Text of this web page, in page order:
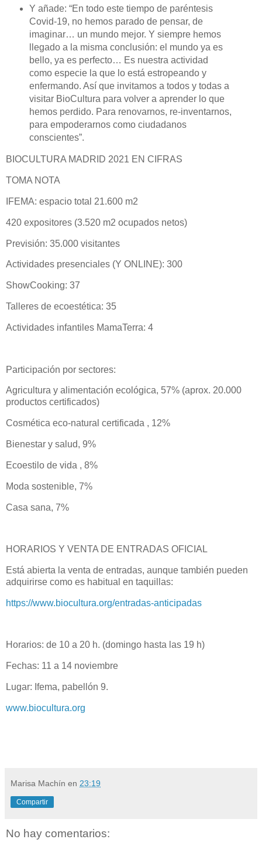
Y añade: “En todo este tiempo de paréntesis
Covid-19, no hemos parado de pensar, de
imaginar… un mundo mejor. Y siempre hemos
llegado a la misma conclusión: el mundo ya es
bello, ya es perfecto… Es nuestra actividad
como especie la que lo está estropeando y
enfermando. Así que invitamos a todos y todas a
visitar BioCultura para volver a aprender lo que
hemos perdido. Para renovarnos, re-inventarnos,
para empoderarnos como ciudadanos
conscientes”.
BIOCULTURA MADRID 2021 EN CIFRAS
TOMA NOTA
IFEMA: espacio total 21.600 m2
420 expositores (3.520 m2 ocupados netos)
Previsión: 35.000 visitantes
Actividades presenciales (Y ONLINE): 300
ShowCooking: 37
Talleres de ecoestética: 35
Actividades infantiles MamaTerra: 4
Participación por sectores:
Agricultura y alimentación ecológica, 57% (aprox. 20.000
productos certificados)
Cosmética eco-natural certificada , 12%
Bienestar y salud, 9%
Ecoestilo de vida , 8%
Moda sostenible, 7%
Casa sana, 7%
HORARIOS Y VENTA DE ENTRADAS OFICIAL
Está abierta la venta de entradas, aunque también pueden
adquirirse como es habitual en taquillas:
https://www.biocultura.org/entradas-anticipadas
Horarios: de 10 a 20 h. (domingo hasta las 19 h)
Fechas: 11 a 14 noviembre
Lugar: Ifema, pabellón 9.
www.biocultura.org
Marisa Machín en 23:19
Compartir
No hay comentarios: